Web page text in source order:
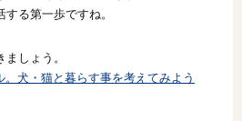
る第一歩ですね。
しょう。
犬・猫と暮らす事を考えてみよう